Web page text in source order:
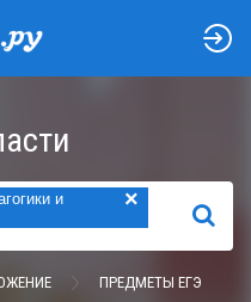
и
×
НАЙТИ
ПРЕДМЕТЫ ЕГЭ